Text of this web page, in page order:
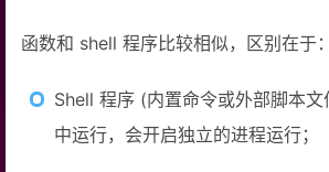
函数和 shell 程序比较相似，区别在于：
Shell 程序 (内置命令或外部脚本
中运行，会开启独立的进程运行；